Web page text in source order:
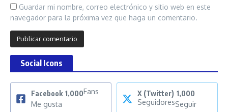
Guardar mi nombre, correo electrónico y sitio web en este
navegador para la próxima vez que haga un comentario.
Social Icons
Facebook 1,000Fans
Me gusta
X (Twitter) 1,000
SeguidoresSeguir